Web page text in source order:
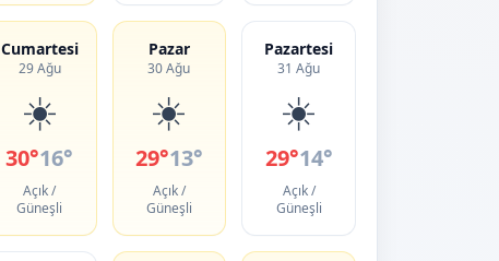
Cumartesi
29 Ağu
☀️
30°16°
Açık /
Güneşli
Pazar
30 Ağu
☀️
29°13°
Açık /
Güneşli
Pazartesi
31 Ağu
☀️
29°14°
Açık /
Güneşli